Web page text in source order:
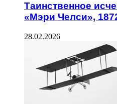
Таинственное
«Мэри Челси»,
28.02.2026